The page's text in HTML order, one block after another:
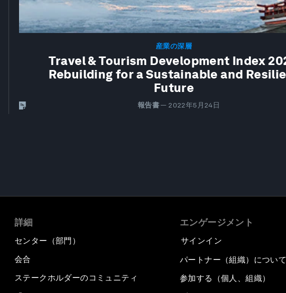
産業の深層
Travel & Tourism Development Index
Rebuilding for a Sustainable and
Future
報告書— 2022年5月24日
詳細
センター（部門）
会合
ステークホルダーのコミュニティ
エンゲージメント
サインイン
パートナー（組織）につい
参加する（個人、組織）